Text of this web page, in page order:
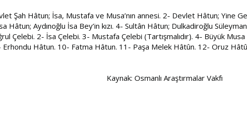
Şah Hâtun; İsa, Mustafa ve Musa’nın annesi. 2- Devlet Hâtun; Yine
Hâtun; Aydınoğlu İsa Bey’in kızı. 4- Sultân Hâtun; Dulkadiroğlu
Çelebi. 2- İsa Çelebi. 3- Mustafa Çelebi (Tartışmalıdır). 4- Büyük
Erhondu Hâtun. 10- Fatma Hâtun. 11- Paşa Melek Hâtûn. 12- Oruz
Kaynak: Osmanlı Araştırmalar Vakfı